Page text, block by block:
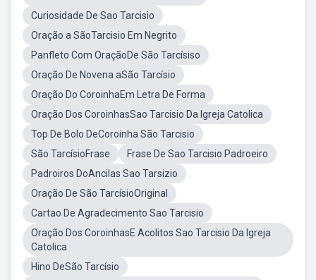
Curiosidade De Sao Tarcisio
Oração a SãoTarcisio Em Negrito
Panfleto Com OraçãoDe São Tarcísiso
Oração De Novena aSão Tarcísio
Oração Do CoroinhaEm Letra De Forma
Oração Dos CoroinhasSao Tarcisio Da Igreja Catolica
Top De Bolo DeCoroinha São Tarcisio
São TarcísioFrase
Frase De Sao Tarcisio Padroeiro
Padroiros DoAncilas Sao Tarsizio
Oração De São TarcísioOriginal
Cartao De Agradecimento Sao Tarcisio
Oração Dos CoroinhasE Acolitos Sao Tarcisio Da Igreja
Catolica
Hino DeSão Tarcísio